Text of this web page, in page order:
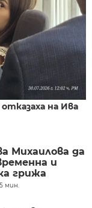
на Ива
Михаилова да
и
грижа
мин.